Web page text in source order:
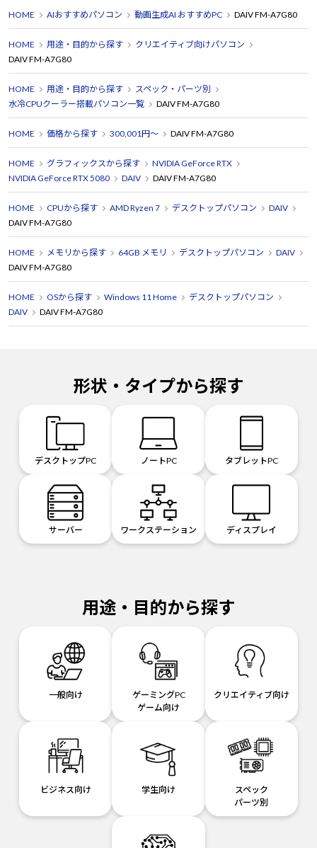
HOME AIおすすめパソコン 動画生成AI おすすめPC DAIV FM-A7G80
HOME 用途・目的から探す
クリエイティブ向けパソコン
DAIV FM-A7G80
HOME 用途・目的から探す
スペック・パーツ別
水冷CPUクーラー搭載パソコン一覧
DAIV FM-A7G80
HOME 価格から探す 300,001円～ DAIV FM-A7G80
HOME グラフィックスから探す
NVIDIA GeForce RTX
NVIDIA GeForce RTX 5080
DAIV DAIV FM-A7G80
HOME CPUから探す AMD Ryzen 7 デスクトップパソコン
DAIV
DAIV FM-A7G80
HOME メモリから探す 64GB メモリ デスクトップパソコン
DAIV
DAIV FM-A7G80
HOME OSから探す Windows 11 Home
デスクトップパソコン
DAIV
DAIV FM-A7G80
形状・タイプから探す
デスクトップPC ノートPC タブレットPC
サーバー ワークステーション ディスプレイ
用途・目的から探す
一般向け
ゲーミングPC
ゲーム向け
クリエイティブ向け
ビジネス向け 学生向け
スペック
パーツ別